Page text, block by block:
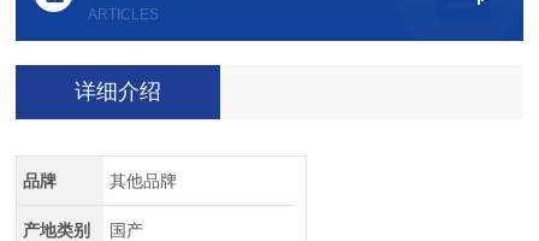
ARTICLES
详细介绍
品牌 其他品牌
产地类别 国产